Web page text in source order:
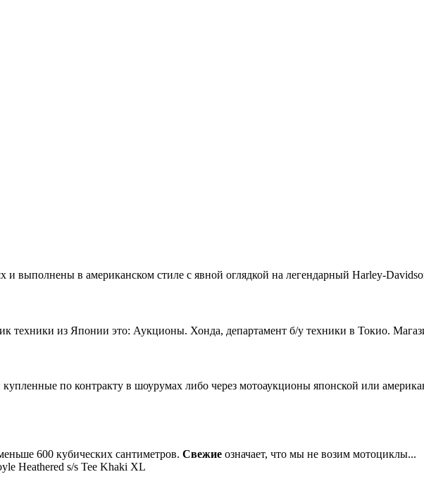
выполнены в американском стиле с явной оглядкой на легендарный Harley-
из Японии это: Аукционы. Хонда, департамент б/у техники в Токио.
по контракту в шоурумах либо через мотоаукционы японской или
600 кубических сантиметров. Свежие означает, что мы не возим мотоциклы...
Heathered s/s Tee Khaki XL